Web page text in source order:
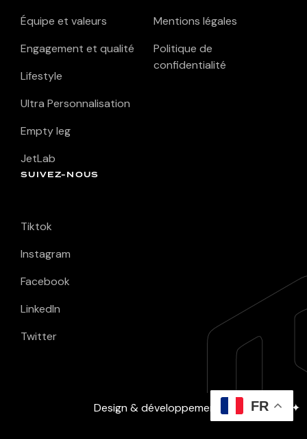
Équipe et valeurs
Engagement et qualité
Lifestyle
Ultra Personnalisation
Empty leg
JetLab
Mentions légales
Politique de
confidentialité
SUIVEZ-NOUS
Tiktok
Instagram
Facebook
LinkedIn
Twitter
Design & développement : David Layec ✦
FR